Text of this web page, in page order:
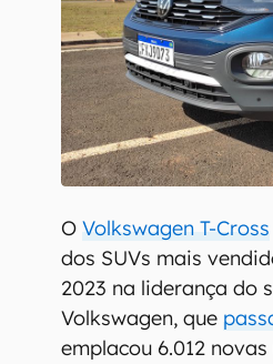
Confirmo que li,
OVolkswagen T-Cross
dos SUVs mais
2023 na liderança do
Volkswagen, que
emplacou 6.012